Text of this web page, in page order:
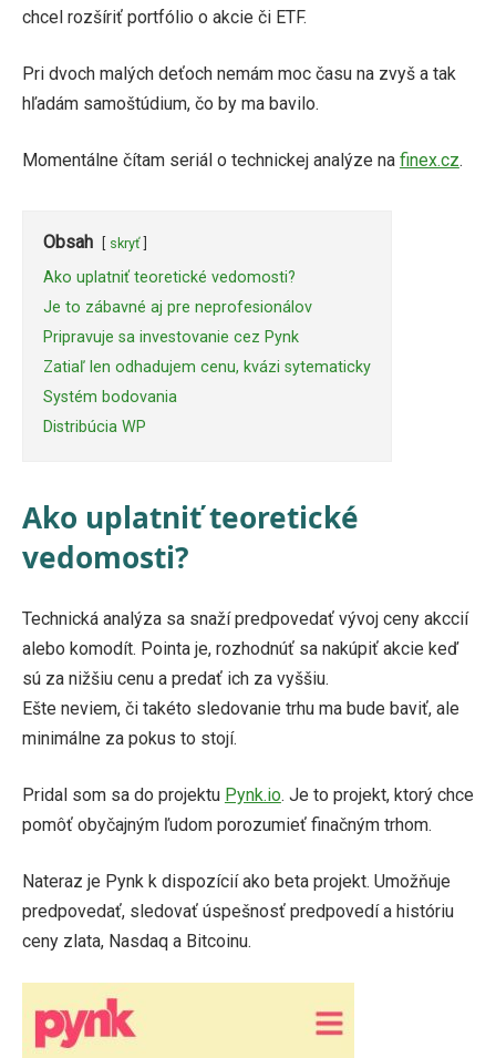
chcel rozšíriť portfólio o akcie či ETF.
Pri dvoch malých deťoch nemám moc času na zvyš a tak
hľadám samoštúdium, čo by ma bavilo.
Momentálne čítam seriál o technickej analýze na finex.cz.
Obsah skryť
Ako uplatniť teoretické vedomosti?
Je to zábavné aj pre neprofesionálov
Pripravuje sa investovanie cez Pynk
Zatiaľ len odhadujem cenu, kvázi sytematicky
Systém bodovania
Distribúcia WP
Ako uplatniť teoretické
vedomosti?
Technická analýza sa snaží predpovedať vývoj ceny akccií
alebo komodít. Pointa je, rozhodnúť sa nakúpiť akcie keď
sú za nižšiu cenu a predať ich za vyššiu.
Ešte neviem, či takéto sledovanie trhu ma bude baviť, ale
minimálne za pokus to stojí.
Pridal som sa do projektu Pynk.io. Je to projekt, ktorý chce
pomôť obyčajným ľudom porozumieť finačným trhom.
Nateraz je Pynk k dispozícií ako beta projekt. Umožňuje
predpovedať, sledovať úspešnosť predpovedí a históriu
ceny zlata, Nasdaq a Bitcoinu.